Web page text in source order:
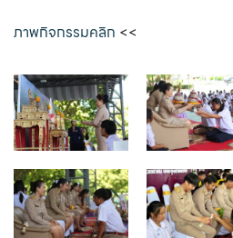
ภาพกิจกรรมคลิก <<